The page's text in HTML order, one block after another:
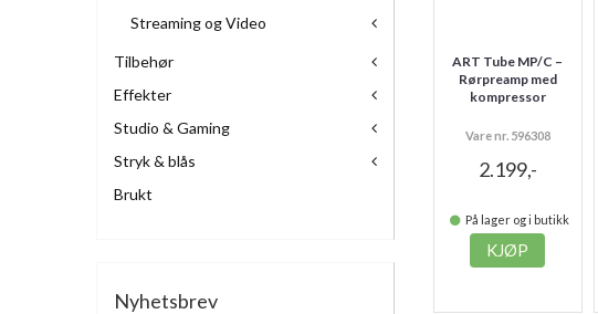
Streaming og Video
Tilbehør
Effekter
Studio & Gaming
Stryk & blås
Brukt
Nyhetsbrev
ART Tube MP/C –
Rørpreamp med
kompressor
Vare nr. 596308
2.199,-
På lager og i butikk
KJØP